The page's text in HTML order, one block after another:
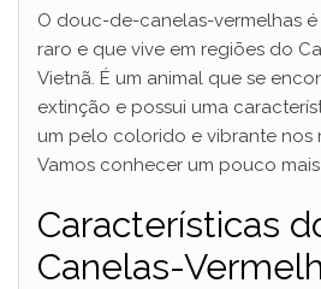
O douc-de-canelas-vermelhas
raro e que vive em regiões do
Vietnã. É um animal que se
extinção e possui uma
um pelo colorido e vibrante nos
Vamos conhecer um pouco
Características
Canelas-